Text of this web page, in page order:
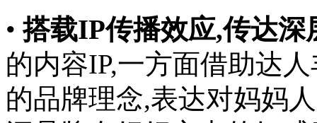
•搭载IP传播效应,传达深
的内容IP,一方面借助达
的品牌理念,表达对妈妈